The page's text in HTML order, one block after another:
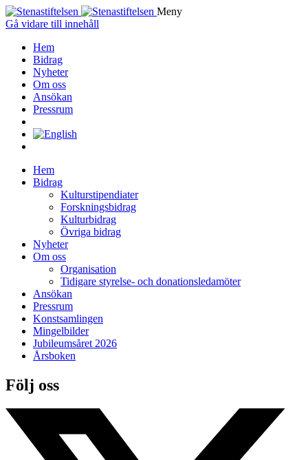
Meny
Gå vidare till innehåll
Hem
Bidrag
Nyheter
Om oss
Ansökan
Pressrum
Hem
Bidrag
Kulturstipendiater
Forskningsbidrag
Kulturbidrag
Övriga bidrag
Nyheter
Om oss
Organisation
Tidigare styrelse- och donationsledamöter
Ansökan
Pressrum
Konstsamlingen
Mingelbilder
Jubileumsåret 2026
Årsboken
Följ oss